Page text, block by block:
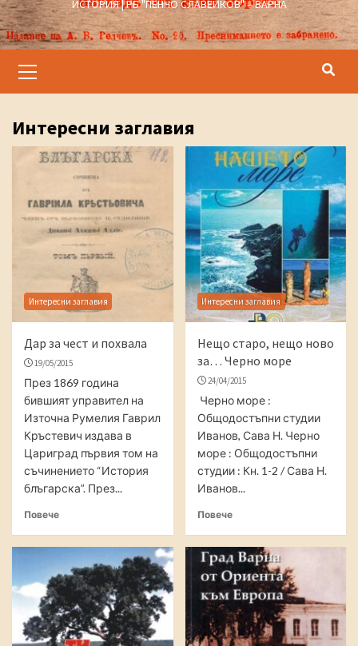
ИСТОРИЯ | РБ "ПЕНЧО СЛАВЕЙКОВ" – ВАРНА
Menu
Интересни заглавия
Интересни заглавия
Дар за чест и похвала
19/05/2015
През 1869 година
бившият управител на
Източна Румелия Гаврил
Кръстевич издава в
Цариград първия том на
съчинението “История
блъгарска”. През...
Повече
Интересни заглавия
Нещо старо, нещо ново
за… Черно море
24/04/2015
Черно море :
Общодостъпни студии
Иванов, Сава Н. Черно
море : Общодостъпни
студии : Кн. 1-2 / Сава Н.
Иванов...
Повече